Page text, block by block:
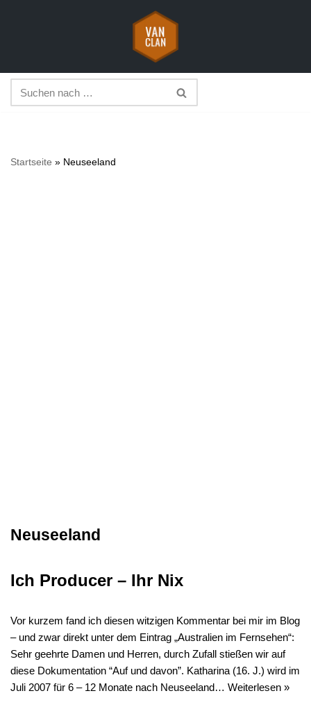
springen
Startseite » Neuseeland
Neuseeland
Ich Producer – Ihr Nix
Vor kurzem fand ich diesen witzigen Kommentar bei mir im Blog
– und zwar direkt unter dem Eintrag „Australien im Fernsehen“:
Sehr geehrte Damen und Herren, durch Zufall stießen wir auf
diese Dokumentation “Auf und davon”. Katharina (16. J.) wird im
Juli 2007 für 6 – 12 Monate nach Neuseeland… Weiterlesen »